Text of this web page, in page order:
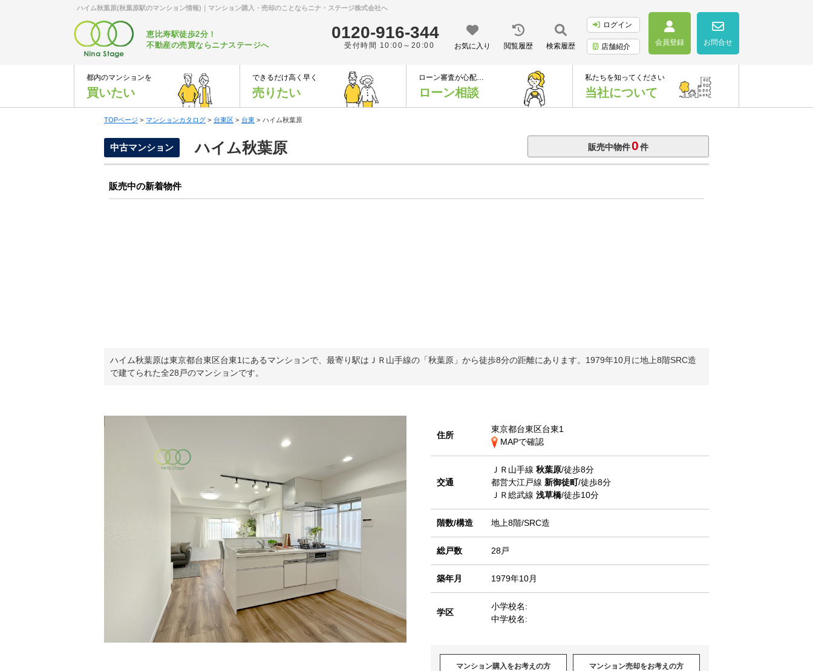
ハイム秋葉原(秋葉原駅のマンション情報)｜マンション購入・売却のことならニナ・ステージ株式会社へ
恵比寿駅徒歩2分！
不動産の売買ならニナステージへ
0120-916-344
受付時間 10:00～20:00 お気に入り 閲覧履歴 検索履歴
ログイン
店舗紹介 会員登録 お問合せ
都内のマンションを
買いたい
できるだけ高く早く
売りたい
ローン審査が心配…
ローン相談
私たちを知ってください
当社について
TOPページ > マンションカタログ > 台東区 > 台東 > ハイム秋葉原
中古マンション ハイム秋葉原 販売中物件0件
ハイム秋葉原は東京都台東区台東1にあるマンションで、最寄り駅はＪＲ山手線の「秋葉原」から徒歩8分の距離にあります。1979年10月に地上8階SRC造
で建てられた全28戸のマンションです。
住所
東京都台東区台東1
MAPで確認
交通
ＪＲ山手線 秋葉原/徒歩8分
都営大江戸線 新御徒町/徒歩8分
ＪＲ総武線 浅草橋/徒歩10分
階数/構造 地上8階/SRC造
総戸数 28戸
築年月 1979年10月
学区
小学校名:
中学校名:
マンション購入をお考えの方 マンション売却をお考えの方